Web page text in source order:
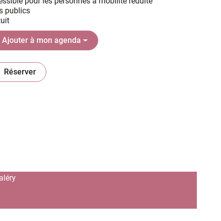
publics
Ajouter à mon agenda
Réserver
(ouverture dans un nouvel onglet)